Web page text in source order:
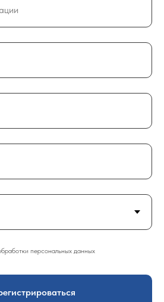
персональных данных